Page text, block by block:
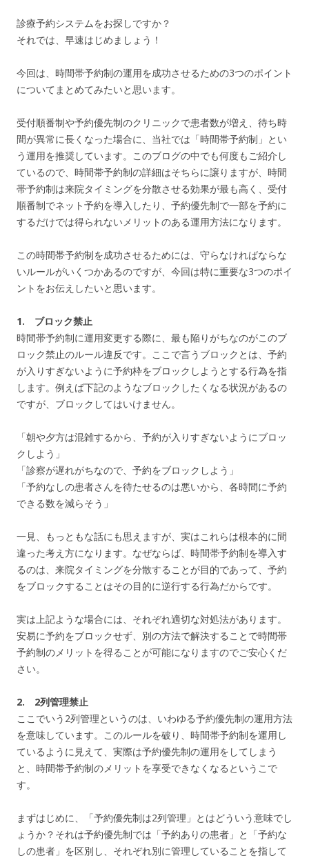
診療予約システムをお探しですか？
それでは、早速はじめましょう！
今回は、 時間帯予約制の運用を成功させるための3つのポイント
についてまとめてみたいと思います。
受付順番制や予約優先制のクリニックで患者数が増え、 待ち時
間が異常に長くなった場合に、当社では「時間帯予約制」 とい
う運用を推奨しています。このブログの中でも何度もご紹介し
ているので、 時間帯予約制の詳細はそちらに譲りますが、 時間
帯予約制は来院タイミングを分散させる効果が最も高く、 受付
順番制でネット予約を導入したり、 予約優先制で一部を予約に
するだけでは得られないメリットのある運用方法になります。
この時間帯予約制を成功させるためには、 守らなければならな
いルールがいくつかあるのですが、 今回は特に重要な3つのポイ
ントをお伝えしたいと思います。
1. ブロック禁止
時間帯予約制に運用変更する際に、 最も陥りがちなのがこのブ
ロック禁止のルール違反です。ここで言うブロックとは、 予約
が入りすぎないように予約枠をブロックしようとする行為を指
します。例えば下記のようなブロックしたくなる状況があるの
ですが、 ブロックしてはいけません。
「朝や夕方は混雑するから、 予約が入りすぎないようにブロッ
クしよう」
「診察が遅れがちなので、予約をブロックしよう」
「予約なしの患者さんを待たせるのは悪いから、 各時間に予約
できる数を減らそう」
一見、もっともな話にも思えますが、 実はこれらは根本的に間
違った考え方になります。なぜならば、 時間帯予約制を導入す
るのは、 来院タイミングを分散することが目的であって、 予約
をブロックすることはその目的に逆行する行為だからです。
実は上記ような場合には、それぞれ適切な対処法があります。
安易に予約をブロックせず、 別の方法で解決することで時間帯
予約制のメリットを得ることが可能になりますのでご安心くだ
さい。
2. 2列管理禁止
ここでいう2列管理というのは、いわゆる予約優先制の運用方法
を意味しています。このルールを破り、 時間帯予約制を運用し
ているように見えて、 実際は予約優先制の運用をしてしまう
と、 時間帯予約制のメリットを享受できなくなるというこで
す。
まずはじめに、「予約優先制は2列管理」とはどういう意味でし
ょうか？ それは予約優先制では「予約ありの患者」と「予約な
しの患者」 を区別し、それぞれ別に管理していることを指して